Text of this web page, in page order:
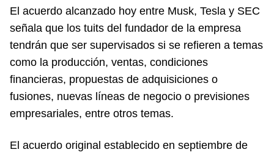
El acuerdo alcanzado hoy entre Musk, Tesla y SEC
señala que los tuits del fundador de la empresa
tendrán que ser supervisados si se refieren a temas
como la producción, ventas, condiciones
financieras, propuestas de adquisiciones o
fusiones, nuevas líneas de negocio o previsiones
empresariales, entre otros temas.
El acuerdo original establecido en septiembre de